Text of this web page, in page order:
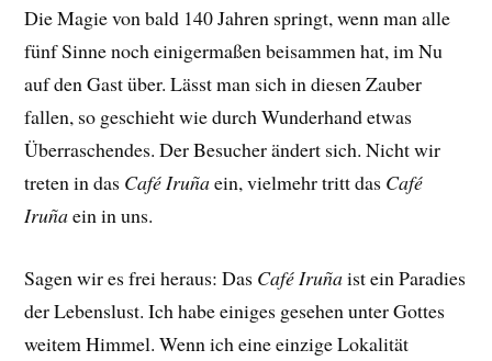
Die Magie von bald 140 Jahren springt, wenn man alle
fünf Sinne noch einigermaßen beisammen hat, im Nu
auf den Gast über. Lässt man sich in diesen Zauber
fallen, so geschieht wie durch Wunderhand etwas
Überraschendes. Der Besucherändert sich. Nicht wir
treten in das Café Iruñaein, vielmehr tritt das Café
Iruñaein in uns.
Sagen wir es frei heraus: Das Café Iruñaist ein Paradies
der Lebenslust. Ich habe einiges gesehen unter Gottes
weitem Himmel. Wenn ich eine einzige Lokalität